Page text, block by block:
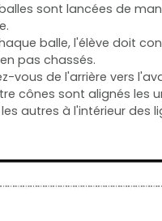
sont lancées de
balle, l'élève doit
pas chassés.
vous de l'arrière vers
cônes sont alignés les
autres à l'intérieur des